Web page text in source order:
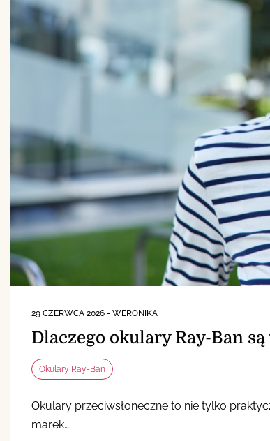
29 CZERWCA 2026 - WERONIKA
Dlaczego okulary Ray-Ban
Okulary Ray-Ban
Okulary przeciwsłoneczne to nie tylko
marek…